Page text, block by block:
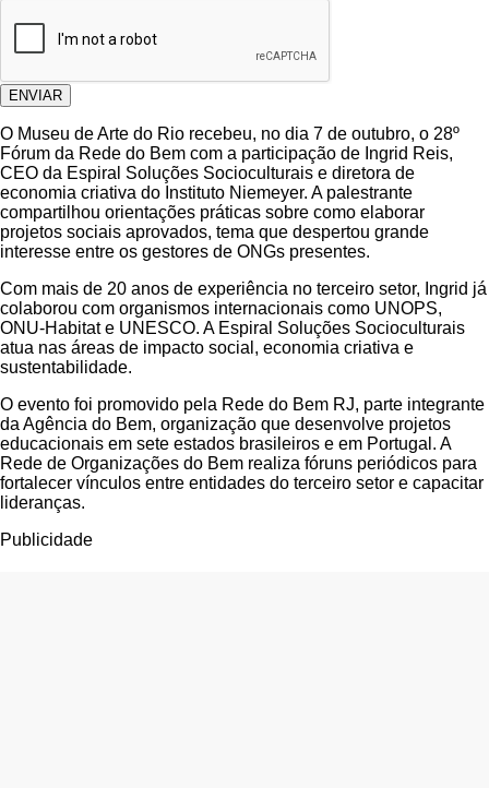
ENVIAR
O Museu de Arte do Rio recebeu, no dia 7 de outubro, o 28º
Fórum da Rede do Bem com a participação de Ingrid Reis,
CEO da Espiral Soluções Socioculturais e diretora de
economia criativa do Instituto Niemeyer. A palestrante
compartilhou orientações práticas sobre como elaborar
projetos sociais aprovados, tema que despertou grande
interesse entre os gestores de ONGs presentes.
Com mais de 20 anos de experiência no terceiro setor, Ingrid já
colaborou com organismos internacionais como UNOPS,
ONU-Habitat e UNESCO. A Espiral Soluções Socioculturais
atua nas áreas de impacto social, economia criativa e
sustentabilidade.
O evento foi promovido pela Rede do Bem RJ, parte integrante
da Agência do Bem, organização que desenvolve projetos
educacionais em sete estados brasileiros e em Portugal. A
Rede de Organizações do Bem realiza fóruns periódicos para
fortalecer vínculos entre entidades do terceiro setor e capacitar
lideranças.
Publicidade